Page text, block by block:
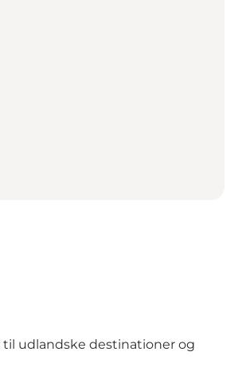
til udlandske destinationer og